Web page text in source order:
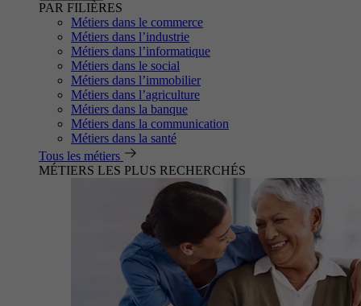
PAR FILIÈRES
Métiers dans le commerce
Métiers dans l’industrie
Métiers dans l’informatique
Métiers dans le social
Métiers dans l’immobilier
Métiers dans l’agriculture
Métiers dans la banque
Métiers dans la communication
Métiers dans la santé
Tous les métiers
MÉTIERS LES PLUS RECHERCHÉS